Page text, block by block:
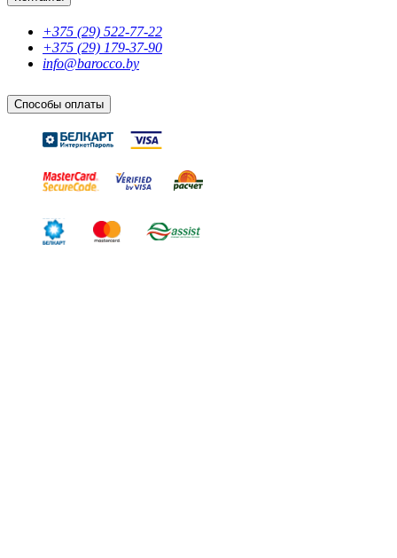
+375 (29) 522-77-22
+375 (29) 179-37-90
info@barocco.by
Способы оплаты